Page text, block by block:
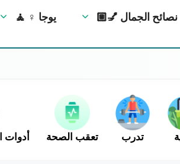
🧘 ‍♀️ يوجا 💅🏼 نصائح الجمال
أدوات تعقب الصحة تدرب